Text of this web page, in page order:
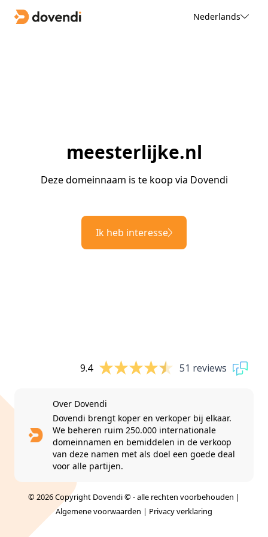
Nederlands
meesterlijke.nl
Deze domeinnaam is te koop via Dovendi
Ik heb interesse
9.4 51 reviews
Over Dovendi
Dovendi brengt koper en verkoper bij elkaar.
We beheren ruim 250.000 internationale
domeinnamen en bemiddelen in de verkoop
van deze namen met als doel een goede deal
voor alle partijen.
© 2026 Copyright Dovendi © - alle rechten voorbehouden |
Algemene voorwaarden | Privacy verklaring